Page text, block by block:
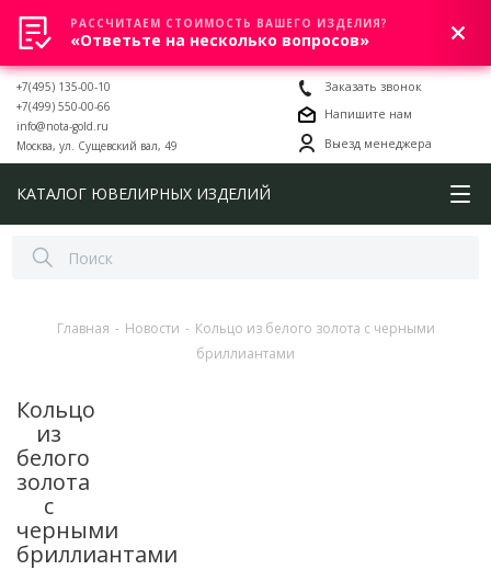
0
+7(495) 135-00-10
+7(499) 550-00-66
info@nota-gold.ru
Москва, ул. Сущевский вал, 49
Заказать звонок
Напишите нам
Выезд менеджера
КАТАЛОГ ЮВЕЛИРНЫХ ИЗДЕЛИЙ
Главная - Новости - Кольцо из белого золота с черными
бриллиантами
Кольцо
из
белого
золота
с
черными
бриллиантами
РАССЧИТАЕМ СТОИМОСТЬ ВАШЕГО ИЗДЕЛИЯ?
«Ответьте на несколько вопросов»